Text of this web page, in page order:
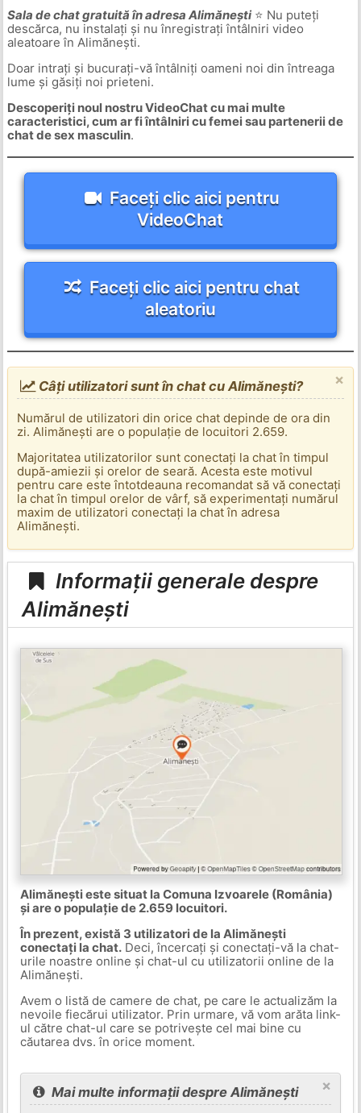
Sala de chat gratuită în adresa Alimănești⭐ Nu puteți
descărca, nu instalați și nu înregistrați întâlniri video
aleatoare în Alimănești.
Doar intrați și bucurați-vă întâlniți oameni noi din întreaga
lume și găsiți noi prieteni.
Descoperiți noul nostru VideoChat cu mai multe
caracteristici, cum ar fi întâlniri cu femei sau partenerii de
chat de sex masculin.
Faceți clic aici pentru
VideoChat
Faceți clic aici pentru chat
aleatoriu
×
Câți utilizatori sunt în chat cu Alimănești?
Numărul de utilizatori din orice chat depinde de ora din
zi. Alimănești are o populație de locuitori 2.659.
Majoritatea utilizatorilor sunt conectați la chat în timpul
după-amiezii și orelor de seară. Acesta este motivul
pentru care este întotdeauna recomandat să vă conectați
la chat în timpul orelor de vârf, să experimentați numărul
maxim de utilizatori conectați la chat în adresa
Alimănești.
Informații generale despre
Alimănești
Alimănești este situat la Comuna Izvoarele (România)
și are o populație de 2.659 locuitori.
În prezent, există 3 utilizatori de la Alimănești
conectați la chat.Deci, încercați și conectați-vă la chat-
urile noastre online și chat-ul cu utilizatorii online de la
Alimănești.
Avem o listă de camere de chat, pe care le actualizăm la
nevoile fiecărui utilizator. Prin urmare, vă vom arăta link-
ul către chat-ul care se potrivește cel mai bine cu
căutarea dvs. în orice moment.
×
Mai multe informații despre Alimănești